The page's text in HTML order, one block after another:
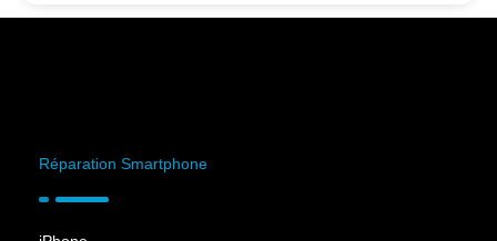
Réparation Smartphone